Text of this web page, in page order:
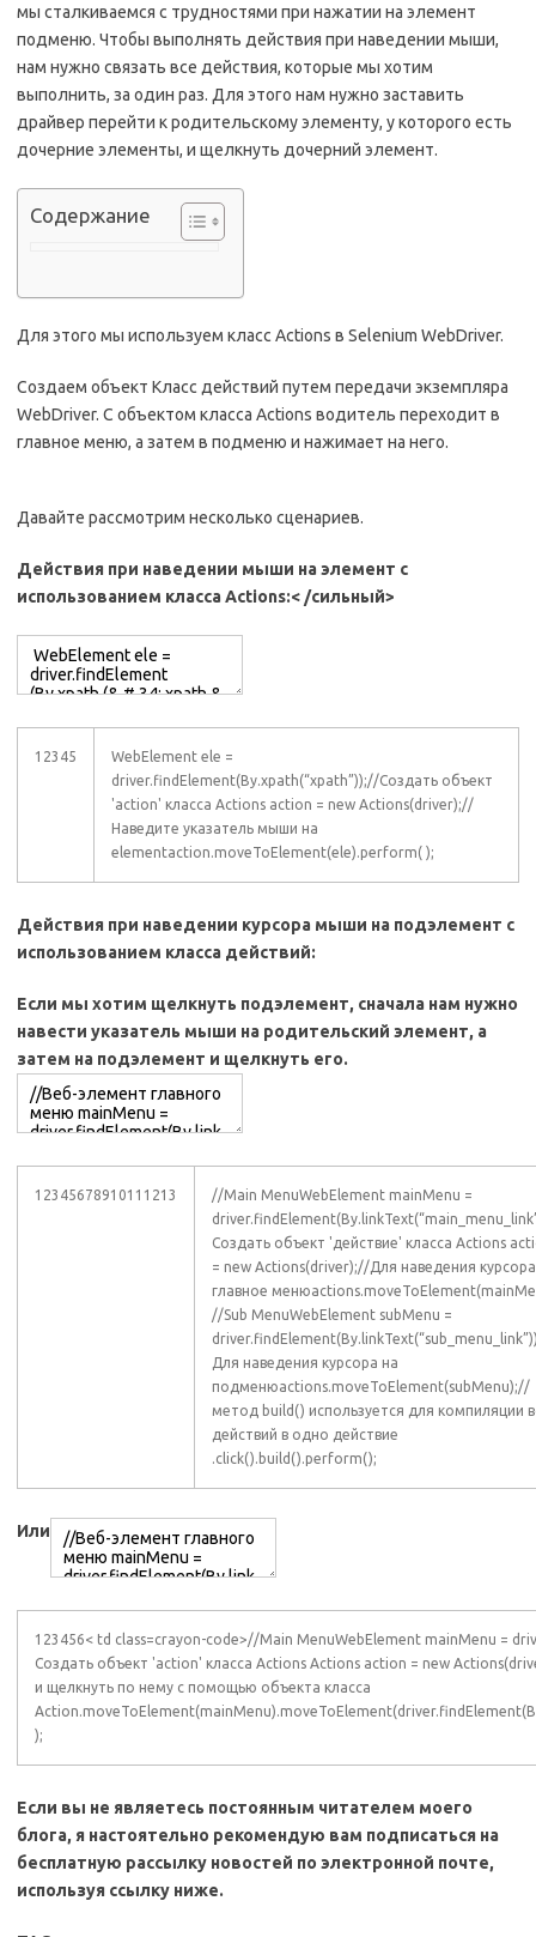
мы сталкиваемся с трудностями при нажатии на элемент
подменю. Чтобы выполнять действия при наведении мыши,
нам нужно связать все действия, которые мы хотим
выполнить, за один раз. Для этого нам нужно заставить
драйвер перейти к родительскому элементу, у которого есть
дочерние элементы, и щелкнуть дочерний элемент.
Содержание
Для этого мы используем класс Actions в Selenium WebDriver.
Создаем объект Класс действий путем передачи экземпляра
WebDriver. С объектом класса Actions водитель переходит в
главное меню, а затем в подменю и нажимает на него.
Давайте рассмотрим несколько сценариев.
Действия при наведении мыши на элемент с
использованием класса Actions:< /сильный>
12345
WebElement ele =
driver.findElement(By.xpath(“xpath”));//Создать объект
'action' класса Actions action = new Actions(driver);//
Наведите указатель мыши на
elementaction.moveToElement(ele).perform( );
Действия при наведении курсора мыши на подэлемент с
использованием класса действий:
Если мы хотим щелкнуть подэлемент, сначала нам нужно
навести указатель мыши на родительский элемент, а
затем на подэлемент и щелкнуть его.
12345678910111213
//Main MenuWebElement mainMenu =
Создать объект 'действие' класса Actions
= new Actions(driver);//Для наведения
главное
//Sub MenuWebElement subMenu =
Для наведения курсора на
подменюactions.moveToElement(subMenu);//
метод build() используется для компиляции
действий в одно действие
.click().build().perform();
Или
123456< td class=crayon-code>//Main MenuWebElement mainMenu =
Создать объект 'action' класса Actions Actions action = new
и щелкнуть по нему с помощью объекта класса
);
Если вы не являетесь постоянным читателем моего
блога, я настоятельно рекомендую вам подписаться на
бесплатную рассылку новостей по электронной почте,
используя ссылку ниже.